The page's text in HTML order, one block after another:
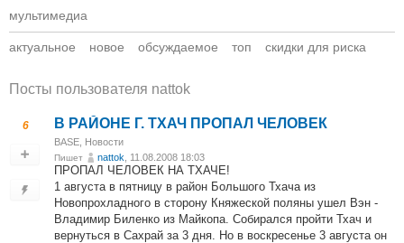
мультимедиа
актуальное новое обсуждаемое топ скидки для риска
Посты пользователя nattok
6 В РАЙОНЕ Г. ТХАЧ ПРОПАЛ ЧЕЛОВЕК
BASE Новости
Пишет nattok , 11.08.2008 18:03
ПРОПАЛ ЧЕЛОВЕК НА ТХАЧЕ!
1 августа в пятницу в район Большого Тхача из
Новопрохладного в сторону Княжеской поляны ушел Вэн -
Владимир Биленко из Майкопа. Собирался пройти Тхач и
вернуться в Сахрай за 3 дня. Но в воскресенье 3 августа он